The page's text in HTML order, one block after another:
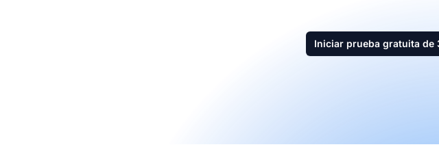
Iniciar prueba gratuita de